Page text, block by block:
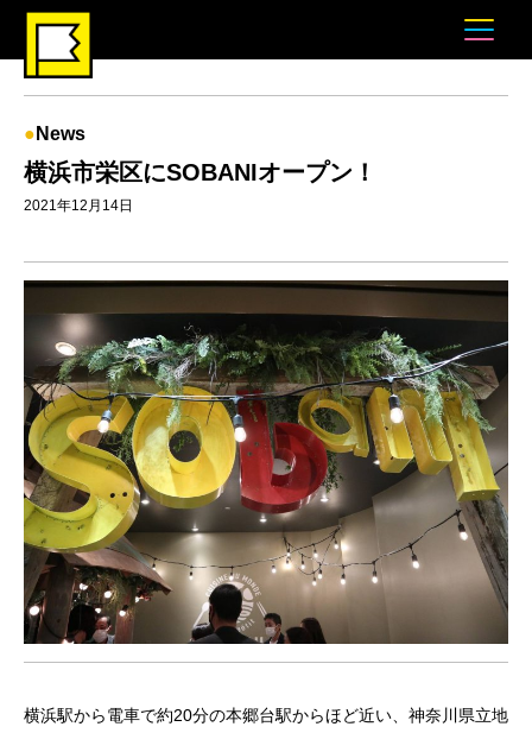
News
横浜市栄区にSOBANIオープン！
2021年12月14日
横浜駅から電車で約20分の本郷台駅からほど近い、神奈川県立地